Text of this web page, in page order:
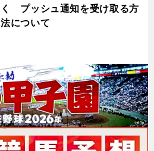
く プッシュ通知を受け取る方
法について